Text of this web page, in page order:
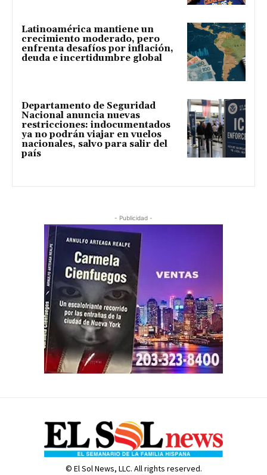
Latinoamérica mantiene un
crecimiento moderado, pero
enfrenta desafíos por inflación,
deuda e incertidumbre global
Departamento de Seguridad
Nacional anuncia nuevas
restricciones: indocumentados
ya no podrán viajar en vuelos
nacionales, salvo para salir del
país
- Publicidad -
© El Sol News, LLC. All rights reserved.